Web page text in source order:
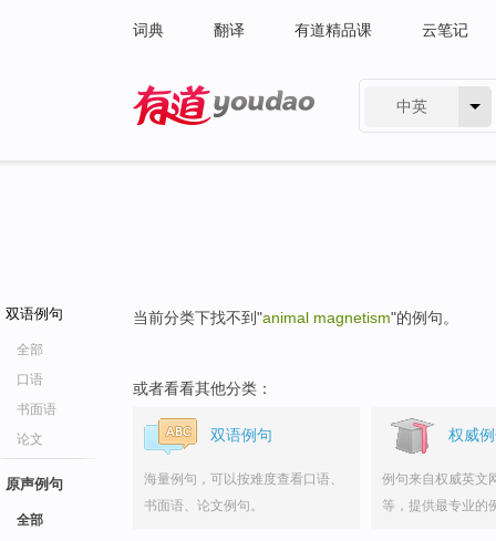
词典 翻译 有道精品课 云笔记
中英
双语例句
全部
口语
书面语
论文
原声例句
全部
当前分类下找不到"animal magnetism"的例句。
或者看看其他分类：
双语例句
海量例句，可以按难度查看口语、
书面语、论文例句。
权威
例句来自权威英文
等，提供最专业的